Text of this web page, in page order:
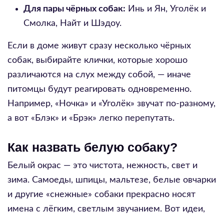
Для пары чёрных собак: Инь и Ян, Уголёк и
Смолка, Найт и Шэдоу.
Если в доме живут сразу несколько чёрных
собак, выбирайте клички, которые хорошо
различаются на слух между собой, — иначе
питомцы будут реагировать одновременно.
Например, «Ночка» и «Уголёк» звучат по-разному,
а вот «Блэк» и «Брэк» легко перепутать.
Как назвать белую собаку?
Белый окрас — это чистота, нежность, свет и
зима. Самоеды, шпицы, мальтезе, белые овчарки
и другие «снежные» собаки прекрасно носят
имена с лёгким, светлым звучанием. Вот идеи,